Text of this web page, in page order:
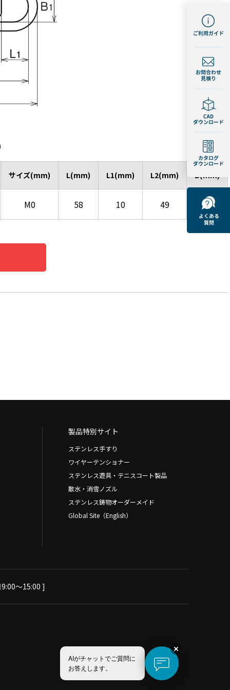
サイズ(mm) L(mm) L1(mm) L2(mm) B(mm)
M0 58 10 49 20
製品特別サイト
ステンレス手すり
ワイヤーテンショナー
ステンレス遊具・テニスコート製品
散水・消雪ノズル
ステンレス鋳物オーダーメイド
Global Site（English）
～15:00 ]
AIがチャットでご質問に
お答えします。